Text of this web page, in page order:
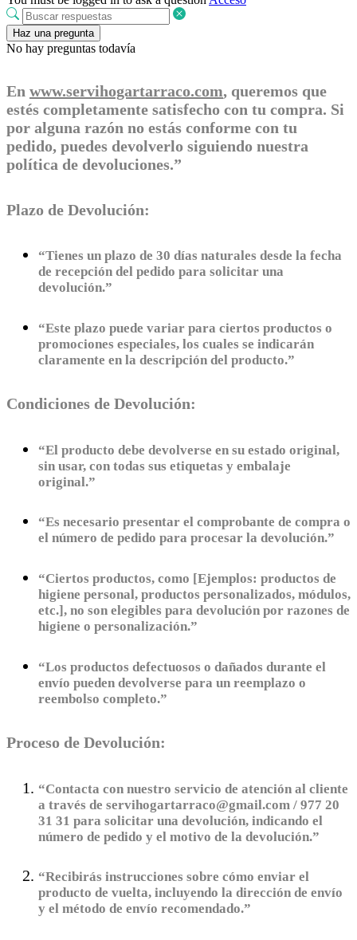
Haz una pregunta
No hay preguntas todavía
En www.servihogartarraco.com, queremos que
estés completamente satisfecho con tu compra. Si
por alguna razón no estás conforme con tu
pedido, puedes devolverlo siguiendo nuestra
política de devoluciones.”
Plazo de Devolución:
“Tienes un plazo de 30 días naturales desde la fecha
de recepción del pedido para solicitar una
devolución.”
“Este plazo puede variar para ciertos productos o
promociones especiales, los cuales se indicarán
claramente en la descripción del producto.”
Condiciones de Devolución:
“El producto debe devolverse en su estado original,
sin usar, con todas sus etiquetas y embalaje
original.”
“Es necesario presentar el comprobante de compra o
el número de pedido para procesar la devolución.”
“Ciertos productos, como [Ejemplos: productos de
higiene personal, productos personalizados, módulos,
etc.], no son elegibles para devolución por razones de
higiene o personalización.”
“Los productos defectuosos o dañados durante el
envío pueden devolverse para un reemplazo o
reembolso completo.”
Proceso de Devolución:
“Contacta con nuestro servicio de atención al cliente
a través de servihogartarraco@gmail.com / 977 20
31 31 para solicitar una devolución, indicando el
número de pedido y el motivo de la devolución.”
“Recibirás instrucciones sobre cómo enviar el
producto de vuelta, incluyendo la dirección de envío
y el método de envío recomendado.”